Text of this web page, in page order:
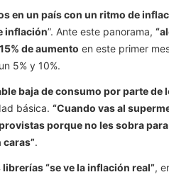
en un país con un ritmo de
inflación”. Ante este panorama,
de aumento en este primer
5% y 10%.
baja de consumo por parte de
básica. “Cuando vas al
porque no les sobra para
.
librerías “se ve la inflación real”,